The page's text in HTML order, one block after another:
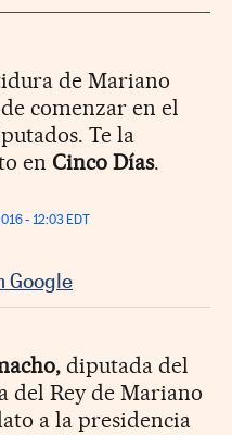
de Mariano
comenzar en el
Te la
en Cinco Días.
- 12:03 EDT
Twitter
Redes Sociales
Google
diputada del
del Rey de Mariano
a la presidencia